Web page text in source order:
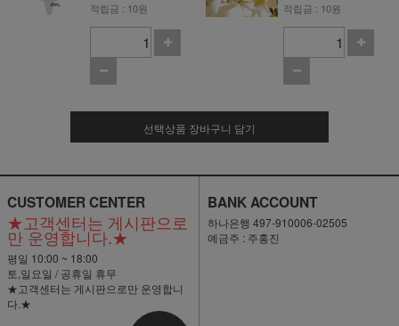
적립금 : 10원 적립금 : 10원
선택상품 장바구니 담기
CUSTOMER CENTER
★고객센터는 게시판으로
만 운영합니다.★
평일 10:00 ~ 18:00
토,일요일 / 공휴일 휴무
★고객센터는 게시판으로만 운영합니
다.★
BANK ACCOUNT
하나은행 497-910006-02505
예금주 : 주홍진